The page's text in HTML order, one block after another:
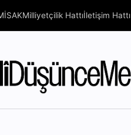
Milliyetçilik Hattıİletişim Hattı